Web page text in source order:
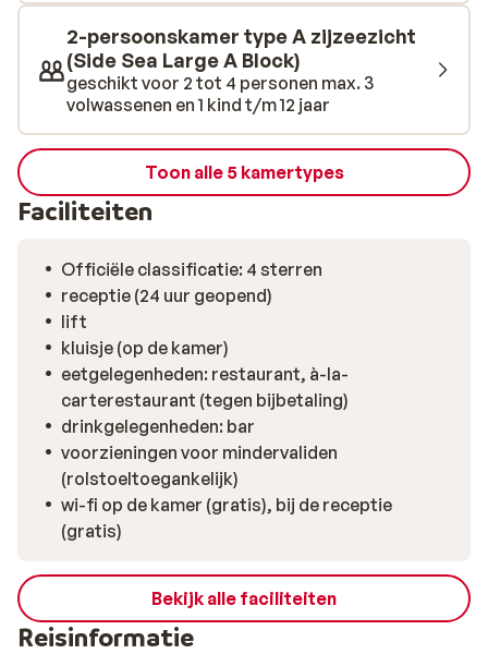
absoluut de moeite waard!
2-persoonskamer type A zijzeezicht
(Side Sea Large A Block)
geschikt voor 2 tot 4 personen max. 3
volwassenen en 1 kind t/m 12 jaar
Toon alle 5 kamertypes
Faciliteiten
Officiële classificatie: 4 sterren
receptie (24 uur geopend)
lift
kluisje (op de kamer)
eetgelegenheden: restaurant, à-la-
carterestaurant (tegen bijbetaling)
drinkgelegenheden: bar
voorzieningen voor mindervaliden
(rolstoeltoegankelijk)
wi-fi op de kamer (gratis), bij de receptie
(gratis)
Bekijk alle faciliteiten
Reisinformatie